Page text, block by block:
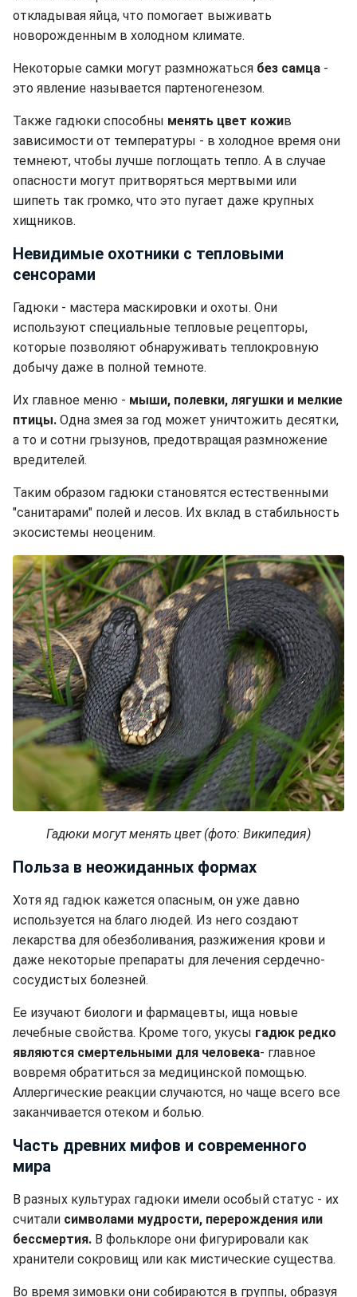
откладывая яйца, что помогает выживать
новорожденным в холодном климате.
Некоторые самки могут размножаться без самца -
это явление называется партеногенезом.
Также гадюки способны менять цвет кожив
зависимости от температуры - в холодное время они
темнеют, чтобы лучше поглощать тепло. А в случае
опасности могут притворяться мертвыми или
шипеть так громко, что это пугает даже крупных
хищников.
Невидимые охотники с тепловыми
сенсорами
Гадюки - мастера маскировки и охоты. Они
используют специальные тепловые рецепторы,
которые позволяют обнаруживать теплокровную
добычу даже в полной темноте.
Их главное меню - мыши, полевки, лягушки и мелкие
птицы. Одна змея за год может уничтожить десятки,
а то и сотни грызунов, предотвращая размножение
вредителей.
Таким образом гадюки становятся естественными
"санитарами" полей и лесов. Их вклад в стабильность
экосистемы неоценим.
Гадюки могут менять цвет (фото: Википедия)
Польза в неожиданных формах
Хотя яд гадюк кажется опасным, он уже давно
используется на благо людей. Из него создают
лекарства для обезболивания, разжижения крови и
даже некоторые препараты для лечения сердечно-
сосудистых болезней.
Ее изучают биологи и фармацевты, ища новые
лечебные свойства. Кроме того, укусы гадюк редко
являются смертельными для человека- главное
вовремя обратиться за медицинской помощью.
Аллергические реакции случаются, но чаще всего все
заканчивается отеком и болью.
Часть древних мифов и современного
мира
В разных культурах гадюки имели особый статус - их
считали символами мудрости, перерождения или
бессмертия. В фольклоре они фигурировали как
хранители сокровищ или как мистические существа.
Во время зимовки они собираются в группы, образуя